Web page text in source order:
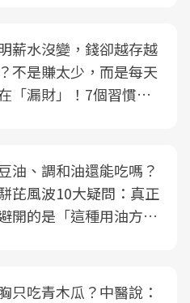
薪水沒變，錢卻越存越
不是賺太少，而是每天
「漏財」！7個習慣一
油、調和油還能吃嗎？
芘風波10大疑問：真正
開的是「這種用油方
只吃青木瓜？中醫說：